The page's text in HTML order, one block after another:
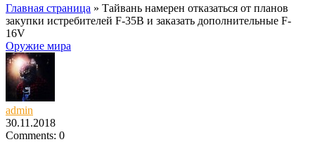
Главная страница » Тайвань намерен отказаться от планов
закупки истребителей F-35B и заказать дополнительные F-
16V
Оружие мира
admin
30.11.2018
Comments: 0